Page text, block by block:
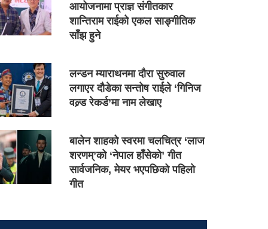
आयोजनामा प्राज्ञ संगीतकार
शान्तिराम राईको एकल साङ्गीतिक
साँझ हुने
लन्डन म्याराथनमा दौरा सुरुवाल
लगाएर दौडेका सन्तोष राईले ‘गिनिज
वल्र्ड रेकर्ड’मा नाम लेखाए
बालेन शाहको स्वरमा चलचित्र ‘लाज
शरणम्’को ‘नेपाल हाँसेको’ गीत
सार्वजनिक, मेयर भएपछिको पहिलो
गीत